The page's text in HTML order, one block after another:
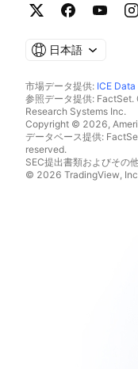
日本語
市場データ提供: ICE
参照データ提供:
Research Systems Inc.
Copyright © 2026,
データベース提供:
reserved.
SEC提出書類およびその
© 2026 TradingView,